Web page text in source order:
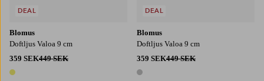
Blomus
Doftljus Valoa 9 cm
359 SEK449 SEK
1 färg
DEAL
Blomus
Doftljus Valoa 9 cm
359 SEK449 SEK
1 färg
DEAL